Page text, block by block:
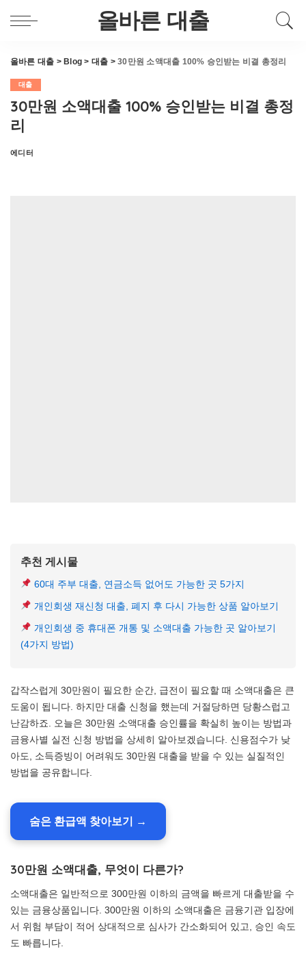
올바른 대출
올바른 대출 > Blog > 대출 >30만원 소액대출 100% 승인받는 비결 총정리
대출
30만원 소액대출 100% 승인받는 비결 총정
리
Posted
에디터
추천 게시물
60대 주부 대출, 연금소득 없어도 가능한 곳 5가지
개인회생 재신청 대출, 폐지 후 다시 가능한 상품 알아보기
개인회생 중 휴대폰 개통 및 소액대출 가능한 곳 알아보기
(4가지 방법)
갑작스럽게 30만원이 필요한 순간, 급전이 필요할 때 소액대출은 큰
도움이 됩니다. 하지만 대출 신청을 했는데 거절당하면 당황스럽고
난감하죠. 오늘은 30만원 소액대출 승인률을 확실히 높이는 방법과
금융사별 실전 신청 방법을 상세히 알아보겠습니다. 신용점수가 낮
아도, 소득증빙이 어려워도 30만원 대출을 받을 수 있는 실질적인
방법을 공유합니다.
숨은 환급액 찾아보기 →
30만원 소액대출, 무엇이 다른가?
소액대출은 일반적으로 300만원 이하의 금액을 빠르게 대출받을 수
있는 금융상품입니다. 300만원 이하의 소액대출은 금융기관 입장에
서 위험 부담이 적어 상대적으로 심사가 간소화되어 있고, 승인 속도
도 빠릅니다.